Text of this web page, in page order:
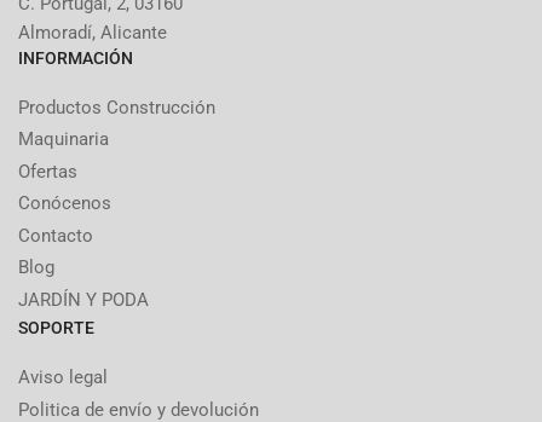
Almoradí, Alicante
INFORMACIÓN
Productos Construcción
Maquinaria
Ofertas
Conócenos
Contacto
Blog
JARDÍN Y PODA
SOPORTE
Aviso legal
Politica de envío y devolución